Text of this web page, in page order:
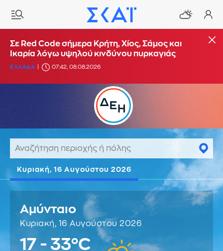
Σε Red Code σήμερα Κρήτη, Χίος, Σάμος και
Ικαρία λόγω υψηλού κινδύνου πυρκαγιάς
ΕΛΛΑΔΑ 07:42, 08.08.2026
Κυριακή, 16 Αυγούστου 2026
Αμύνταιο
Κυριακή, 16 Αυγούστου 2026
17 - 33°C